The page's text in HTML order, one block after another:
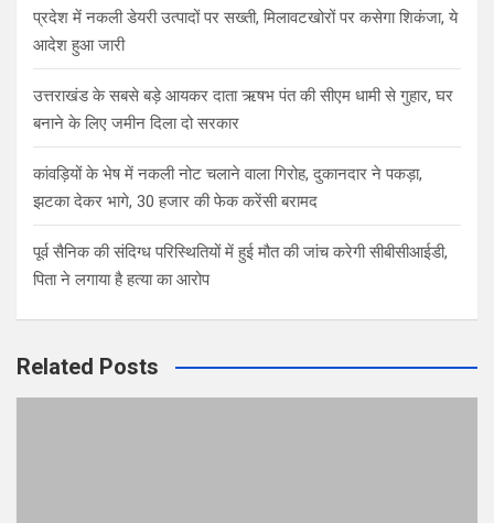
प्रदेश में नकली डेयरी उत्पादों पर सख्ती, मिलावटखोरों पर कसेगा शिकंजा, ये
आदेश हुआ जारी
उत्तराखंड के सबसे बड़े आयकर दाता ऋषभ पंत की सीएम धामी से गुहार, घर
बनाने के लिए जमीन दिला दो सरकार
कांवड़ियों के भेष में नकली नोट चलाने वाला गिरोह, दुकानदार ने पकड़ा,
झटका देकर भागे, 30 हजार की फेक करेंसी बरामद
पूर्व सैनिक की संदिग्ध परिस्थितियों में हुई मौत की जांच करेगी सीबीसीआईडी,
पिता ने लगाया है हत्या का आरोप
Related Posts